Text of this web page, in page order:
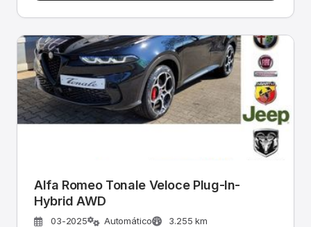
Alfa Romeo Tonale Veloce Plug-In-
Hybrid AWD
03-2025 Automático
3.255 km